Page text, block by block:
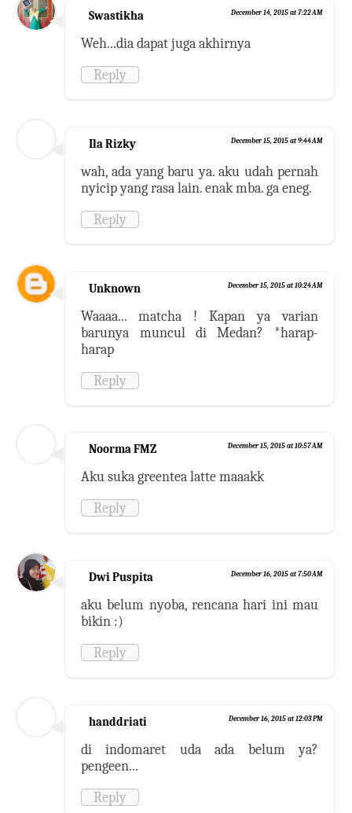
Swastikha December 14, 2015 at 7:22 AM
Weh...dia dapat juga akhirnya
Reply
Ila Rizky December 15, 2015 at 9:44 AM
wah, ada yang baru ya. aku udah pernah
nyicip yang rasa lain. enak mba. ga eneg.
Reply
Unknown December 15, 2015 at 10:24 AM
Waaaa... matcha ! Kapan ya varian
barunya muncul di Medan? *harap-
harap
Reply
Noorma FMZ December 15, 2015 at 10:57 AM
Aku suka greentea latte maaakk
Reply
Dwi Puspita December 16, 2015 at 7:50 AM
aku belum nyoba, rencana hari ini mau
bikin :)
Reply
handdriati December 16, 2015 at 12:03 PM
di indomaret uda ada belum ya?
pengeen...
Reply